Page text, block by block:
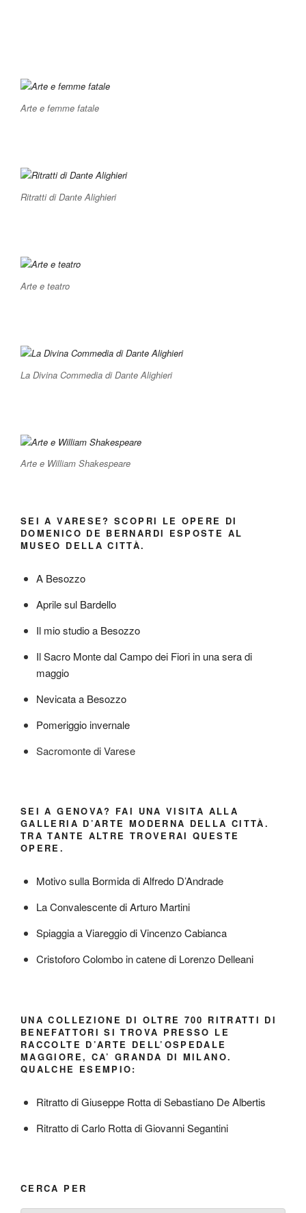
Arte e femme fatale
Ritratti di Dante Alighieri
Arte e teatro
La Divina Commedia di Dante Alighieri
Arte e William Shakespeare
SEI A VARESE? SCOPRI LE OPERE DI
DOMENICO DE BERNARDI ESPOSTE AL
MUSEO DELLA CITTÀ.
A Besozzo
Aprile sul Bardello
Il mio studio a Besozzo
Il Sacro Monte dal Campo dei Fiori in una sera di
maggio
Nevicata a Besozzo
Pomeriggio invernale
Sacromonte di Varese
SEI A GENOVA? FAI UNA VISITA ALLA
GALLERIA D’ARTE MODERNA DELLA CITTÀ.
TRA TANTE ALTRE TROVERAI QUESTE
OPERE.
Motivo sulla Bormida di Alfredo D’Andrade
La Convalescente di Arturo Martini
Spiaggia a Viareggio di Vincenzo Cabianca
Cristoforo Colombo in catene di Lorenzo Delleani
UNA COLLEZIONE DI OLTRE 700 RITRATTI DI
BENEFATTORI SI TROVA PRESSO LE
RACCOLTE D’ARTE DELL’OSPEDALE
MAGGIORE, CA’ GRANDA DI MILANO.
QUALCHE ESEMPIO:
Ritratto di Giuseppe Rotta di Sebastiano De Albertis
Ritratto di Carlo Rotta di Giovanni Segantini
CERCA PER